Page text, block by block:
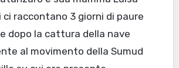
raccontano 3 giorni di paure
dopo la cattura della nave
al movimento della Sumud